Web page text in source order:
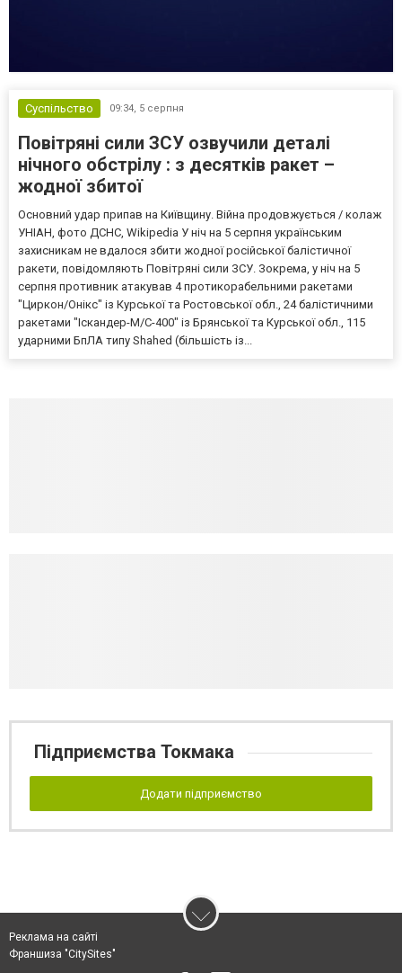
Суспільство 09:34, 5 серпня
Повітряні сили ЗСУ озвучили деталі
нічного обстрілу : з десятків ракет –
жодної збитої
Основний удар припав на Київщину. Війна продовжується / колаж
УНІАН, фото ДСНС, Wikipedia У ніч на 5 серпня українським
захисникам не вдалося збити жодної російської балістичної
ракети, повідомляють Повітряні сили ЗСУ. Зокрема, у ніч на 5
серпня противник атакував 4 протикорабельними ракетами
"Циркон/Онікс" із Курської та Ростовської обл., 24 балістичними
ракетами "Іскандер-М/С-400" із Брянської та Курської обл., 115
ударними БпЛА типу Shahed (більшість із...
Підприємства Токмака
Додати підприємство
Реклама на сайті
Франшиза "CitySites"